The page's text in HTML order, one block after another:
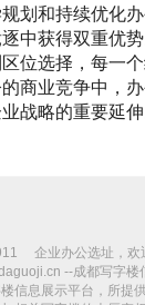
划和持续优化
中获得双重优
位选择，每一
商业竞争中，
战略的重要延伸
企业办公选址，欢
--成都写字楼
信息展示平台，所提